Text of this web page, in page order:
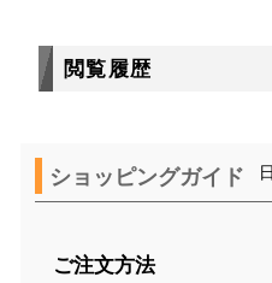
閲覧履歴
ショッピングガイド
ご注文方法